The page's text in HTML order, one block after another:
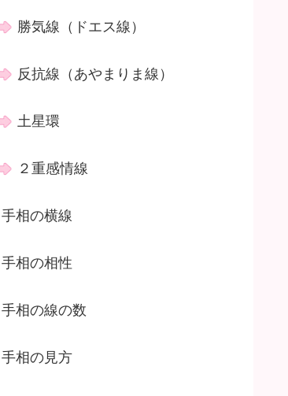
勝気線（ドエス線）
反抗線（あやまりま線）
土星環
２重感情線
手相の横線
手相の相性
手相の線の数
手相の見方